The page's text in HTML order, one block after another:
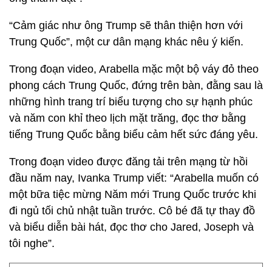
“Cảm giác như ông Trump sẽ thân thiện hơn với
Trung Quốc”, một cư dân mạng khác nêu ý kiến.
Trong đoạn video, Arabella mặc một bộ váy đỏ theo
phong cách Trung Quốc, đứng trên bàn, đằng sau là
những hình trang trí biểu tượng cho sự hạnh phúc
và năm con khỉ theo lịch mặt trăng, đọc thơ bằng
tiếng Trung Quốc bằng biểu cảm hết sức đáng yêu.
Trong đoạn video được đăng tải trên mạng từ hồi
đầu năm nay, Ivanka Trump viết: “Arabella muốn có
một bữa tiệc mừng Năm mới Trung Quốc trước khi
đi ngủ tối chủ nhật tuần trước. Cô bé đã tự thay đồ
và biểu diễn bài hát, đọc thơ cho Jared, Joseph và
tôi nghe”.